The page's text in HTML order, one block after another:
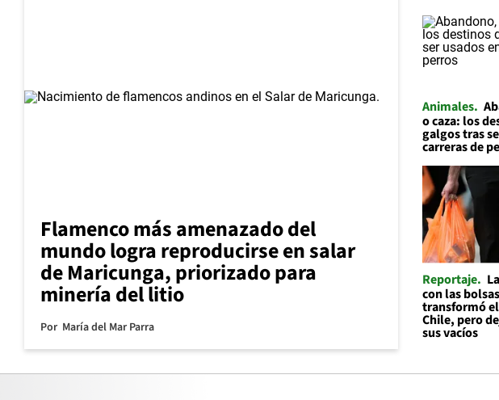
Flamenco más amenazado del
mundo logra reproducirse en salar
de Maricunga, priorizado para
minería del litio
Por María del Mar Parra
Animales
o caza: los
galgos tras
carreras de
Reportaje
con las
transformó
Chile, pero
sus vacíos